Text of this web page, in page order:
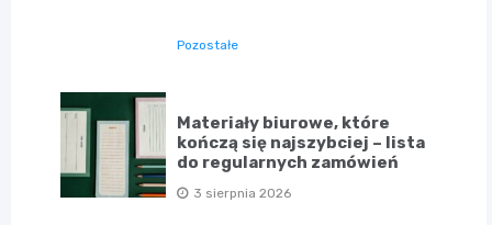
Pozostałe
Materiały biurowe, które
kończą się najszybciej – lista
do regularnych zamówień
3 sierpnia 2026